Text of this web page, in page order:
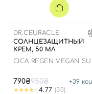
DR.CEURACLE
СОЛНЦЕЗАЩИТНЫЙ
КРЕМ, 50 МЛ
СICA REGEN VEGAN
790₴950₴ +39
4.77 (30)
Номер телефона
Отправляя форму
принимаете условия